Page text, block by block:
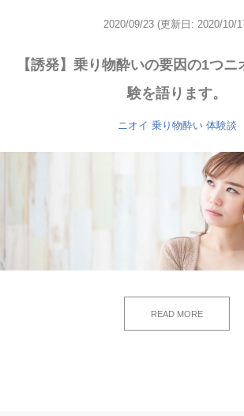
2020/09/23 (更新日: 2020/10/
【誘発】乗り物酔いの要因の1つ
験を語ります。
ニオイ 乗り物酔い 体験談
READ MORE